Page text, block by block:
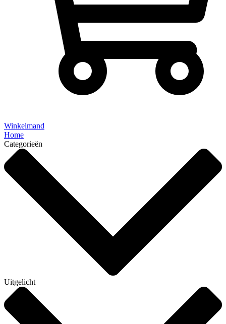
Winkelmand
Home
Categorieën
Uitgelicht